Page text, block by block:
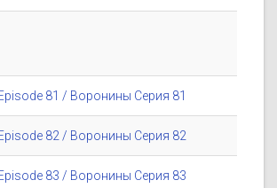
81 / Воронины Серия 81
82 / Воронины Серия 82
83 / Воронины Серия 83